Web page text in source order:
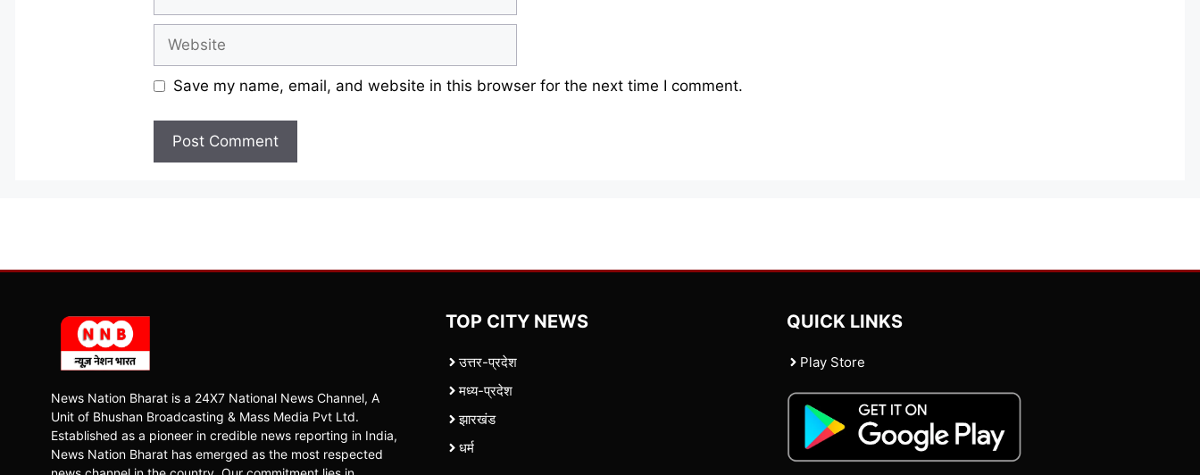
Website
Save my name, email, and website in this browser for the next time I comment.
News Nation Bharat is a 24X7 National News Channel, A
Unit of Bhushan Broadcasting & Mass Media Pvt Ltd.
Established as a pioneer in credible news reporting in India,
News Nation Bharat has emerged as the most respected
TOP CITY NEWS
उत्तर-प्रदेश
मध्य-प्रदेश
झारखंड
धर्म
QUICK LINKS
Play Store